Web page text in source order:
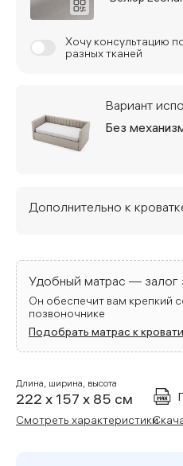
Хочу консультацию
разных тканей
Вариант
Без
Дополнительно к
Удобный матрас — залог
Он обеспечит вам крепкий
позвоночнике
Подобрать матрас к кровати
Длина, ширина, высота
222 x 157 x 85 см
Смотреть характеристики